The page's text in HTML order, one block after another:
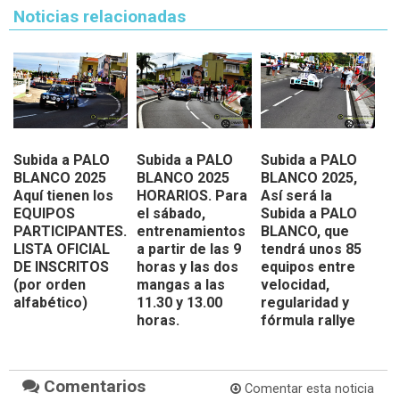
Noticias relacionadas
Subida a PALO
BLANCO 2025
Aquí tienen los
EQUIPOS
PARTICIPANTES.
LISTA OFICIAL
DE INSCRITOS
(por orden
alfabético)
Subida a PALO
BLANCO 2025
HORARIOS. Para
el sábado,
entrenamientos
a partir de las 9
horas y las dos
mangas a las
11.30 y 13.00
horas.
Subida a PALO
BLANCO 2025,
Así será la
Subida a PALO
BLANCO, que
tendrá unos 85
equipos entre
velocidad,
regularidad y
fórmula rallye
Comentarios Comentar esta noticia